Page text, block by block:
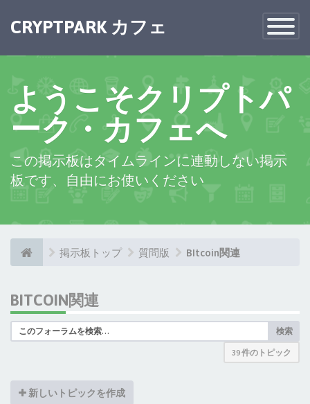
Toggle
CRYPTPARK カフェ ×
ようこそクリプトパ
ーク・カフェへ
この掲示板はタイムラインに連動しない掲示
板です、自由にお使いください
掲示板トップ 質問版 BItcoin関連
BITCOIN関連
検索
39 件のトピック
新しいトピックを作成